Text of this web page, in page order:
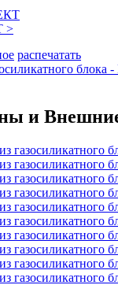
>
распечатать
и